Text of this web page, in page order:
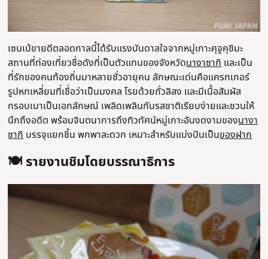
เซนเบ้ขายดีตลอดกาลนี้ได้รับแรงบันดาลใจจากหมู่เกาะคุจูคุชิมะ
สถานที่ท่องเที่ยวชื่อดังที่เป็นตัวแทนของจังหวัดนางาซากิและเป็น
ที่รักของคนท้องถิ่นมาหลายชั่วอายุคน ลักษณะเด่นคือแครกเกอร์
รูปหกเหลี่ยมที่เชื่อว่าเป็นมงคล โรยด้วยถั่วลิสง และมีเนื้อสัมผัส
กรอบเบาเป็นเอกลักษณ์ เพลิดเพลินกับรสชาติเรียบง่ายและชวนให้
นึกถึงอดีต พร้อมจินตนาการถึงทิวทัศน์หมู่เกาะอันงดงามของนางา
ซากิบรรจุแยกชิ้น พกพาสะดวก เหมาะสำหรับแบ่งปันเป็นของฝาก
🍽️ รายงานชิมโดยบรรณาธิการ